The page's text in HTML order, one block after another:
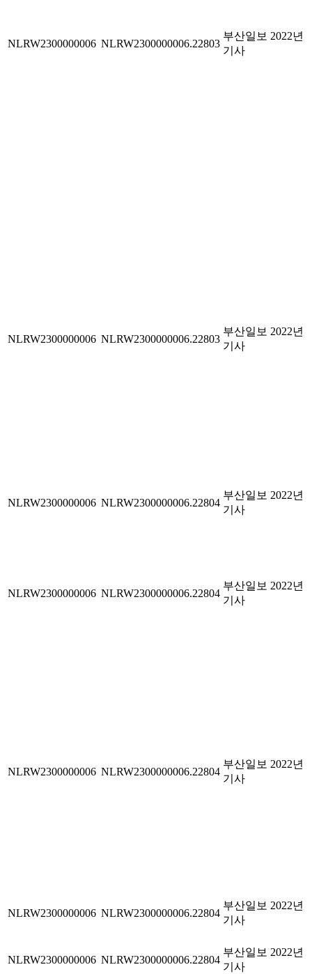
NLRW2300000006 NLRW2300000006.22803
부산일보 2022년
기사
NLRW2300000006 NLRW2300000006.22803
부산일보 2022년
기사
NLRW2300000006 NLRW2300000006.22804
부산일보 2022년
기사
NLRW2300000006 NLRW2300000006.22804
부산일보 2022년
기사
NLRW2300000006 NLRW2300000006.22804
부산일보 2022년
기사
NLRW2300000006 NLRW2300000006.22804
부산일보 2022년
기사
NLRW2300000006 NLRW2300000006.22804
부산일보 2022년
기사